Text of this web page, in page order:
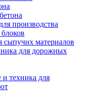
производства
сыпучих материалов
для дорожных
техника для